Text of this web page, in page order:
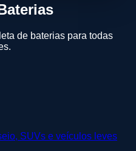
de baterias para todas
SUVs e veículos leves